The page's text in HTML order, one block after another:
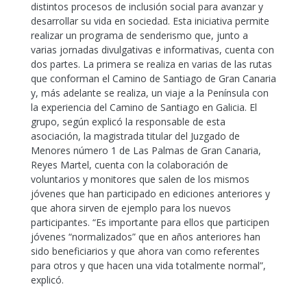
distintos procesos de inclusión social para avanzar y
desarrollar su vida en sociedad. Esta iniciativa permite
realizar un programa de senderismo que, junto a
varias jornadas divulgativas e informativas, cuenta con
dos partes. La primera se realiza en varias de las rutas
que conforman el Camino de Santiago de Gran Canaria
y, más adelante se realiza, un viaje a la Península con
la experiencia del Camino de Santiago en Galicia. El
grupo, según explicó la responsable de esta
asociación, la magistrada titular del Juzgado de
Menores número 1 de Las Palmas de Gran Canaria,
Reyes Martel, cuenta con la colaboración de
voluntarios y monitores que salen de los mismos
jóvenes que han participado en ediciones anteriores y
que ahora sirven de ejemplo para los nuevos
participantes. “Es importante para ellos que participen
jóvenes “normalizados” que en años anteriores han
sido beneficiarios y que ahora van como referentes
para otros y que hacen una vida totalmente normal”,
explicó.